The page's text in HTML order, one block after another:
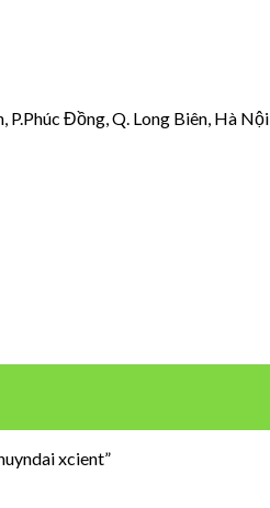
Đồng, Q. Long Biên, Hà Nội
xcient”